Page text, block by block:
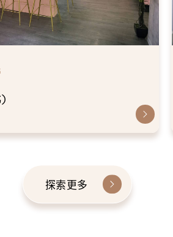
探索更多